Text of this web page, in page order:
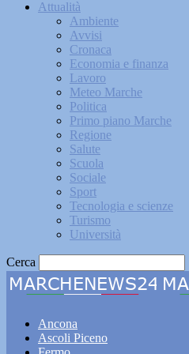
Attualità
Ambiente
Avvisi
Cronaca
Economia e finanza
Lavoro
Meteo Marche
Politica
Primo piano Marche
Regione
Salute
Scuola
Sociale
Sport
Tecnologia e scienze
Turismo
Università
Cerca
Ancona
Ascoli Piceno